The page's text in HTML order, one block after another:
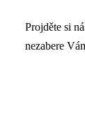
Projděte si
nezabere